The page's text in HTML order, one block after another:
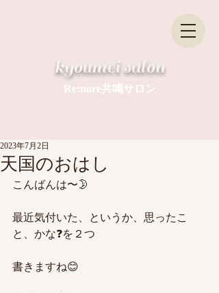
​kyoumei salon
Re:nore共鳴サロン
天国のおはし
2023年7月2日
こんばんは〜🌛
最近気付いた、というか、思ったこ
と、かな❓を２つ
書きますね😊